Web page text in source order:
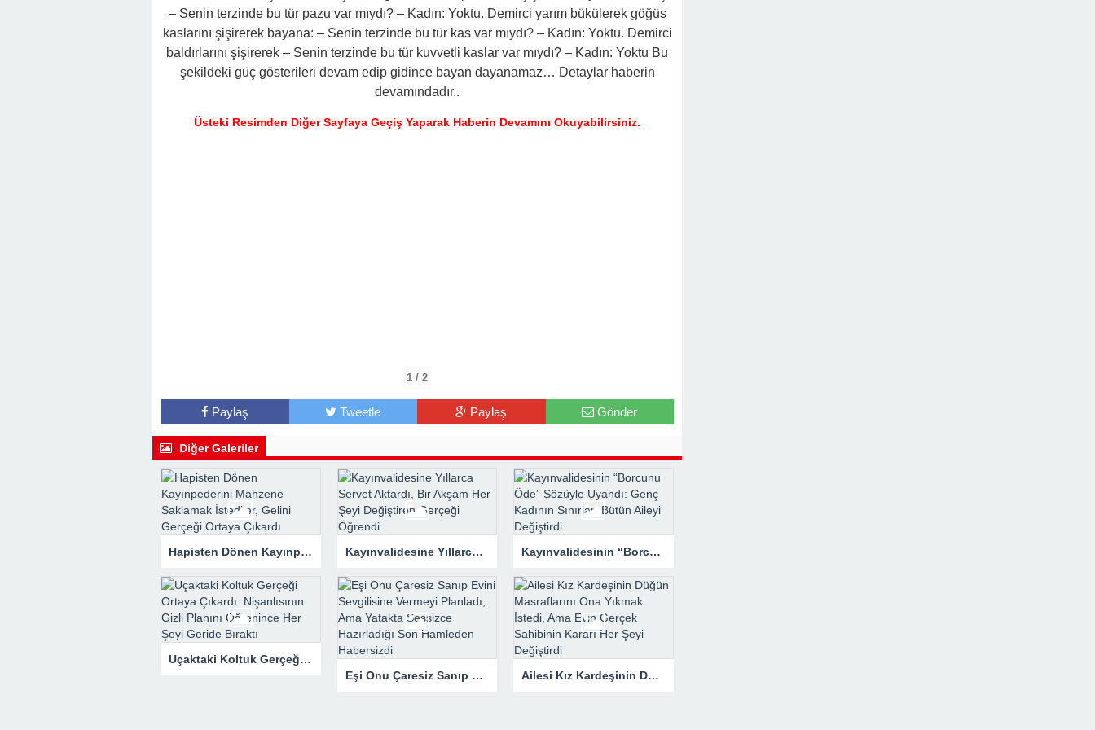
22:16 - Hapisten Dönen Kayınpederini Mahzene Saklamak İstediler, Gelini Gerçeği Ortaya Çıkardı
– Senin terzinde bu tür pazu var mıydı? – Kadın: Yoktu. Demirci yarım bükülerek göğüs
kaslarını şişirerek bayana: – Senin terzinde bu tür kas var mıydı? – Kadın: Yoktu. Demirci
baldırlarını şişirerek – Senin terzinde bu tür kuvvetli kaslar var mıydı? – Kadın: Yoktu Bu
şekildeki güç gösterileri devam edip gidince bayan dayanamaz… Detaylar haberin
devamındadır..
Üsteki Resimden Diğer Sayfaya Geçiş Yaparak Haberin Devamını Okuyabilirsiniz.
1 / 2
Paylaş Tweetle Paylaş Gönder
Diğer Galeriler
Hapisten Dönen Kayınpederini Mahzene Saklamak İstediler, Gelini Gerçeği Ortaya Çıkardı Kayınvalidesine Yıllarca Servet Aktardı, Bir Akşam Her Şeyi Değiştiren Gerçeği Öğrendi Kayınvalidesinin “Borcunu Öde” Sözüyle Uyandı: Genç Kadının Sınırları Bütün Aileyi Değiştirdi
Uçaktaki Koltuk Gerçeği Ortaya Çıkardı: Nişanlısının Gizli Planını Öğrenince Her Şeyi Geride Bıraktı
Eşi Onu Çaresiz Sanıp Evini Sevgilisine Vermeyi Planladı, Ama Yatakta Sessizce Hazırladığı Son Hamleden Habersizdi
Ailesi Kız Kardeşinin Düğün Masraflarını Ona Yıkmak İstedi, Ama Evin Gerçek Sahibinin Kararı Her Şeyi Değiştirdi